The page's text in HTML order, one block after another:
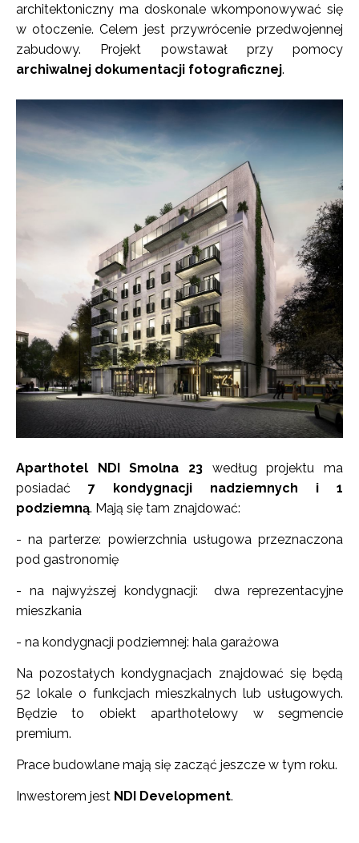
architektoniczny ma doskonale wkomponowywać się
w otoczenie. Celem jest przywrócenie przedwojennej
zabudowy. Projekt powstawał przy pomocy
archiwalnej dokumentacji fotograficznej.
Aparthotel NDI Smolna 23 według projektu ma
posiadać 7 kondygnacji nadziemnych i 1
podziemną. Mają się tam znajdować:
- na parterze: powierzchnia usługowa przeznaczona
pod gastronomię
- na najwyższej kondygnacji: dwa reprezentacyjne
mieszkania
- na kondygnacji podziemnej: hala garażowa
Na pozostałych kondygnacjach znajdować się będą
52 lokale o funkcjach mieszkalnych lub usługowych.
Będzie to obiekt aparthotelowy w segmencie
premium.
Prace budowlane mają się zacząć jeszcze w tym roku.
Inwestorem jest NDI Development.